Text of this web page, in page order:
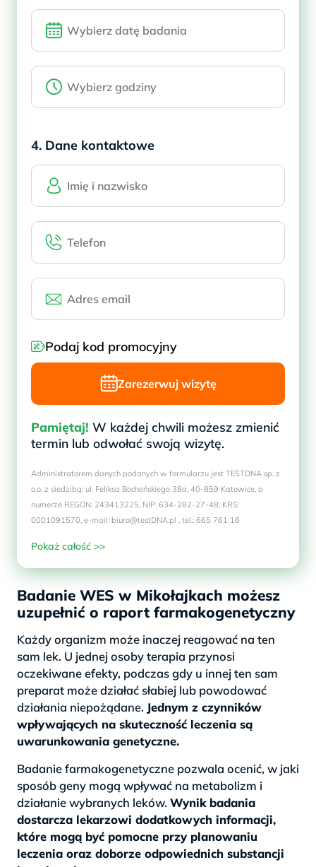
4. Dane kontaktowe
Podaj kod promocyjny
Zarezerwuj wizytę
Pamiętaj! W każdej chwili możesz zmienić
termin lub odwołać swoją wizytę.
Administratorem danych podanych w formularzu jest TESTDNA sp. z
o.o. z siedzibą: ul. Feliksa Bocheńskiego 38a, 40-859 Katowice, o
numerze REGON: 243413225, NIP: 634-282-27-48, KRS:
0001091570, e-mail: biuro@testDNA.pl , tel.: 665 761 16
Pokaż całość >>
Badanie WES w Mikołajkach możesz
uzupełnić o raport farmakogenetyczny
Każdy organizm może inaczej reagować na ten
sam lek. U jednej osoby terapia przynosi
oczekiwane efekty, podczas gdy u innej ten sam
preparat może działać słabiej lub powodować
działania niepożądane. Jednym z czynników
wpływających na skuteczność leczenia są
uwarunkowania genetyczne.
Badanie farmakogenetyczne pozwala ocenić, w jaki
sposób geny mogą wpływać na metabolizm i
działanie wybranych leków. Wynik badania
dostarcza lekarzowi dodatkowych informacji,
które mogą być pomocne przy planowaniu
leczenia oraz doborze odpowiednich substancji